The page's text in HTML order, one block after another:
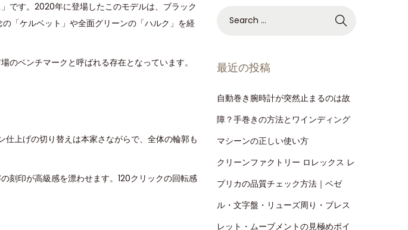
です。2020年に登場したこのモデルは、ブラック
「ケルベット」や全面グリーンの「ハルク」を経
ベンチマークと呼ばれる存在となっています。
上げの切り替えは本家さながらで、全体の輪郭も
刻印が高級感を漂わせます。120クリックの回転感
最近の投稿
自動巻き腕時計が突然止まるのは故
障？手巻きの方法とワインディング
マシーンの正しい使い方
クリーンファクトリー ロレックス レ
プリカの品質チェック方法｜ベゼ
ル・文字盤・リューズ周り・ブレス
レット・ムーブメントの見極めポイ